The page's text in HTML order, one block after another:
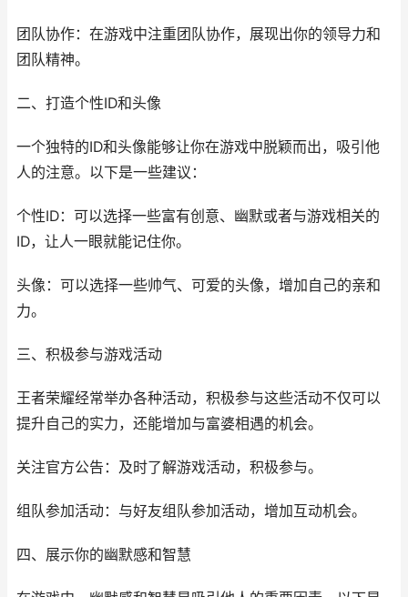
团队协作：在游戏中注重团队协作，展现出你的领导力和
团队精神。
二、打造个性ID和头像
一个独特的ID和头像能够让你在游戏中脱颖而出，吸引他
人的注意。以下是一些建议：
个性ID：可以选择一些富有创意、幽默或者与游戏相关的
ID，让人一眼就能记住你。
头像：可以选择一些帅气、可爱的头像，增加自己的亲和
力。
三、积极参与游戏活动
王者荣耀经常举办各种活动，积极参与这些活动不仅可以
提升自己的实力，还能增加与富婆相遇的机会。
关注官方公告：及时了解游戏活动，积极参与。
组队参加活动：与好友组队参加活动，增加互动机会。
四、展示你的幽默感和智慧